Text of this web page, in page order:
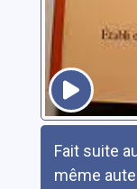
Fait suite
même